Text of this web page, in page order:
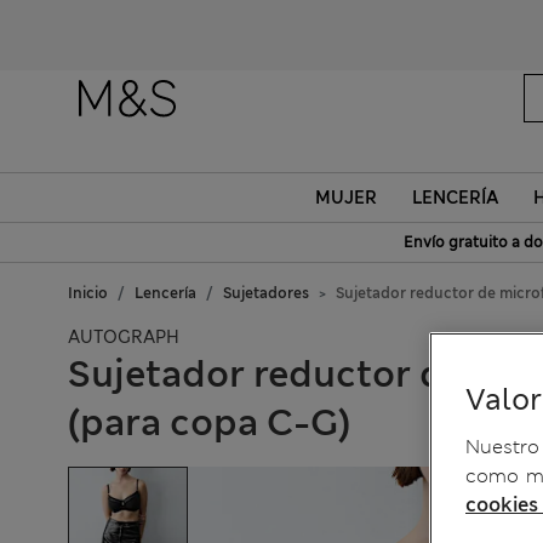
MUJER LENCERÍA
Envío gratuito a
Inicio Lencería Sujetadores Sujetador reductor de
AUTOGRAPH
Sujetador reductor de
(para copa C-G)
como